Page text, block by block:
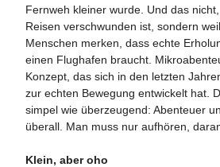
Fernweh kleiner wurde. Und das
Reisen verschwunden ist, sondern
Menschen merken, dass echte
einen Flughafen braucht.
Konzept, das sich in den letzten
zur echten Bewegung entwickelt hat.
simpel wie überzeugend: Abenteuer
überall. Man muss nur aufhören,
Klein, aber oho